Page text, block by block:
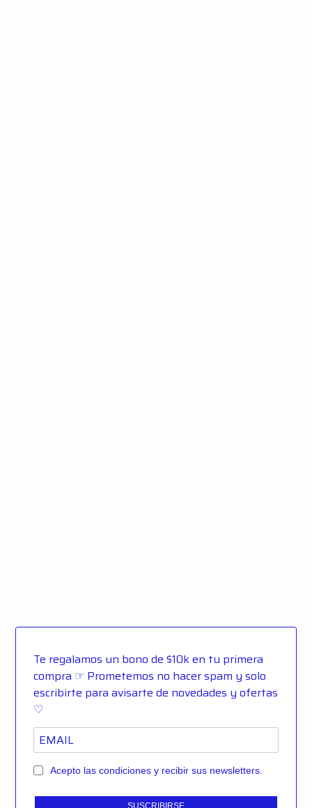
Te regalamos un bono de $10k en tu primera
compra ☞ Prometemos no hacer spam y solo
escribirte para avisarte de novedades y ofertas
♡
Acepto las condiciones y recibir sus newsletters.